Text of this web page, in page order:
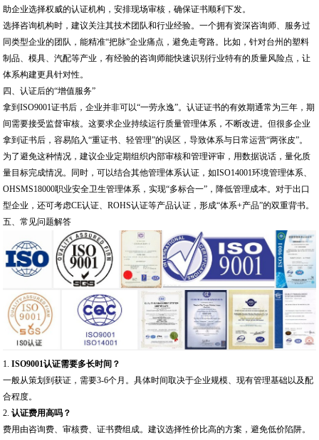
助企业选择权威的认证机构，安排现场审核，确保证书顺利下发。
选择咨询机构时，建议关注其技术团队和行业经验。一个拥有资深咨询师、服务过
同类型企业的团队，能精准“把脉”企业痛点，避免走弯路。比如，针对台州的塑料
制品、模具、汽配等产业，有经验的咨询师能快速识别行业特有的质量风险点，让
体系构建更具针对性。
四、认证后的“增值服务”
拿到ISO9001证书后，企业并非可以“一劳永逸”。认证证书的有效期通常为三年，期
间需要接受监督审核。这要求企业持续运行质量管理体系，不断改进。但很多企业
拿到证书后，容易陷入“重证书、轻管理”的误区，导致体系与日常运营“两张皮”。
为了避免这种情况，建议企业定期组织内部审核和管理评审，用数据说话，量化质
量目标完成情况。同时，可以结合其他管理体系认证，如ISO14001环境管理体系、
OHSMS18000职业安全卫生管理体系，实现“多标合一”，降低管理成本。对于出口
型企业，还可考虑CE认证、ROHS认证等产品认证，形成“体系+产品”的双重背书。
五、常见问题解答
1.ISO9001认证需要多长时间？
一般从策划到获证，需要3-6个月。具体时间取决于企业规模、现有管理基础以及配
合程度。
2.认证费用高吗？
费用由咨询费、审核费、证书费组成。建议选择性价比高的方案，避免低价陷阱。